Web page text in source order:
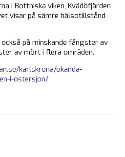
i Bottniska viken, Kvädöfjärden
visar på sämre hälsotillstånd
på minskande fångster av
av mört i flera områden.
karlskrona/okanda-
i-ostersjon/